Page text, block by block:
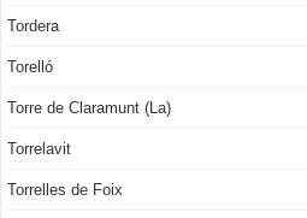
Tordera
Torelló
Torre de Claramunt (La)
Torrelavit
Torrelles de Foix